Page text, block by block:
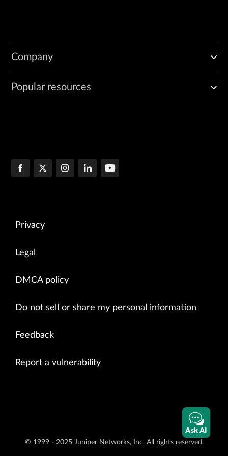
Company
Popular resources
Privacy
Legal
DMCA policy
Do not sell or share my personal information
Feedback
Report a vulnerability
© 1999 - 2025 Juniper Networks, Inc. All rights reserved.
Ask AI